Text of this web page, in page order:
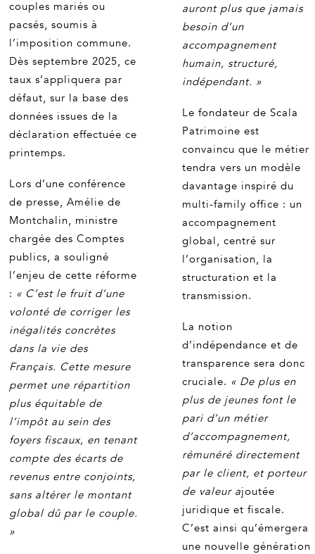
auront plus que jamais
besoin d’un
accompagnement
humain, structuré,
indépendant. »
Le fondateur de Scala
Patrimoine est
convaincu que le métier
tendra vers un modèle
davantage inspiré du
multi-family office : un
accompagnement
global, centré sur
l’organisation, la
structuration et la
transmission.
La notion
d’indépendance et de
transparence sera donc
cruciale. « De plus en
plus de jeunes font le
pari d’un métier
d’accompagnement,
rémunéré directement
par le client, et porteur
de valeur ajoutée
juridique et fiscale.
C’est ainsi qu’émergera
une nouvelle génération
couples mariés ou
pacsés, soumis à
l’imposition commune.
Dès septembre 2025, ce
taux s’appliquera par
défaut, sur la base des
données issues de la
déclaration effectuée ce
printemps.
Lors d’une conférence
de presse, Amélie de
Montchalin, ministre
chargée des Comptes
publics, a souligné
l’enjeu de cette réforme
: « C’est le fruit d’une
volonté de corriger les
inégalités concrètes
dans la vie des
Français. Cette mesure
permet une répartition
plus équitable de
l’impôt au sein des
foyers fiscaux, en tenant
compte des écarts de
revenus entre conjoints,
sans altérer le montant
global dû par le couple.
»